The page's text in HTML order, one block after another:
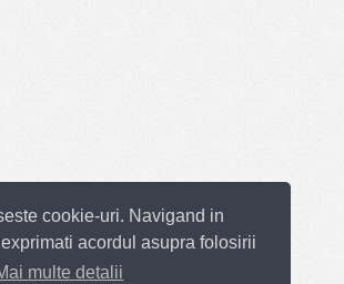
cookie-uri. Navigand in
acordul asupra folosirii
multe detalii